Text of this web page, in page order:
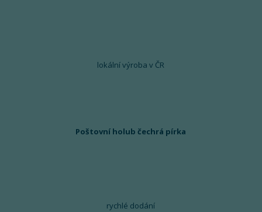
lokální výroba v ČR
Poštovní holub čechrá pírka
rychlé dodání